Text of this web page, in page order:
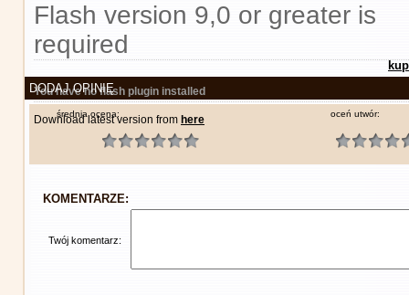
Flash version 9,0 or greater is
required
You have no flash plugin installed
Download latest version from here
DODAJ OPINIĘ
średnia ocena: oceń utwór:
KOMENTARZE:
Twój komentarz: